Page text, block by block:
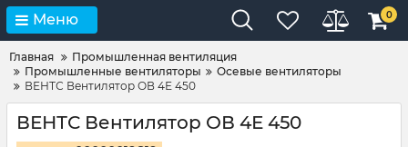
Меню 0
Главная
Промышленная вентиляция
Промышленные вентиляторы
Осевые вентиляторы
ВЕНТС Вентилятор ОВ 4Е 450
ВЕНТС Вентилятор ОВ 4Е 450